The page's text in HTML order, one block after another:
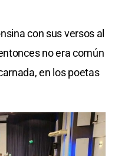
con sus versos al
no era común
en los poetas